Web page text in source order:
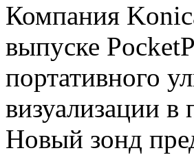
Компания
выпуске
портативного
визуализации
Новый зонд